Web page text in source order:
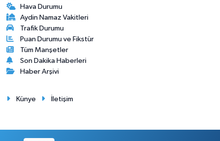
Hava Durumu
Aydin Namaz Vakitleri
Trafik Durumu
Puan Durumu ve Fikstür
Tüm Manşetler
Son Dakika Haberleri
Haber Arşivi
Künye İletişim